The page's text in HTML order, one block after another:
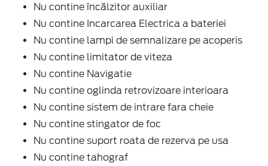
Nu contine încălzitor auxiliar
Nu contine Incarcarea Electrica a bateriei
Nu contine lampi de semnalizare pe acoperis
Nu contine limitator de viteza
Nu contine Navigatie
Nu contine oglinda retrovizoare interioara
Nu contine sistem de intrare fara cheie
Nu contine stingator de foc
Nu contine suport roata de rezerva pe usa
Nu contine tahograf